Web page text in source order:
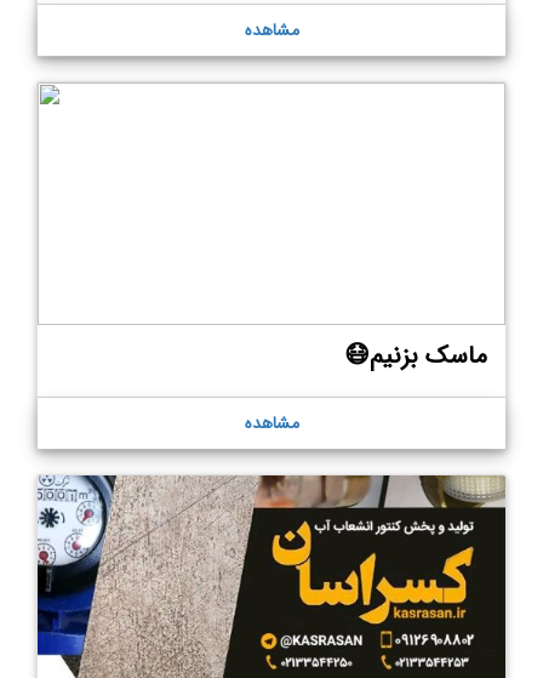
مشاهده
ماسک بزنیم😷
مشاهده